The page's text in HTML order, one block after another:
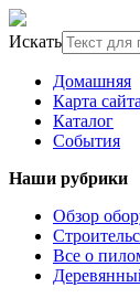
Искать
Домашняя
Карта сайта
Каталог
События
Наши рубрики
Обзор
Все о